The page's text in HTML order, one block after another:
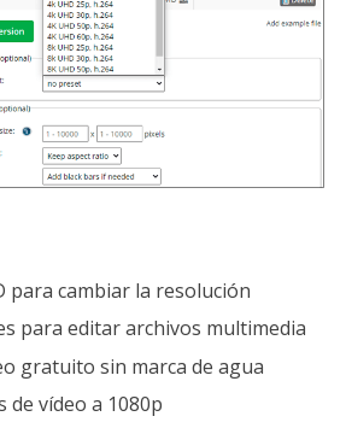
para cambiar la resolución
para editar archivos multimedia
gratuito sin marca de agua
de vídeo a 1080p